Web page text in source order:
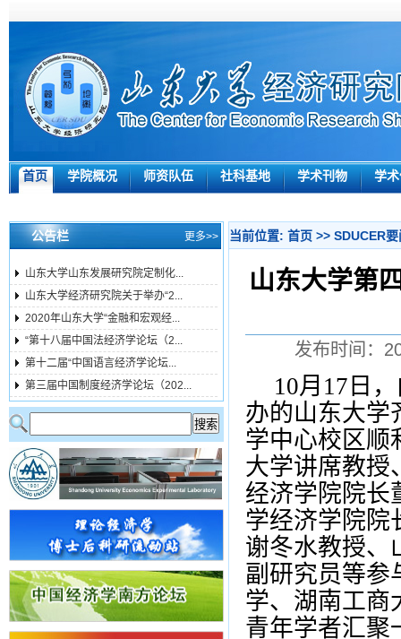
首页 学院概况 师资队伍 社科基地 学术刊物 学
公告栏 更多>>
山东大学山东发展研究院定制化...
山东大学经济研究院关于举办“2...
2020年山东大学“金融和宏观经...
“第十八届中国法经济学论坛（2...
第十二届“中国语言经济学论坛...
第三届中国制度经济学论坛（202...
当前位置: 首页 >> SDUCER要
山东大学第
发布时间：
10月 17 日
办的山东大学
学中心校区顺
大学讲席教授
经济学院院长
学经济学院院
谢冬水教授、
副研究员等参
学、湖南工商
青年学者汇聚